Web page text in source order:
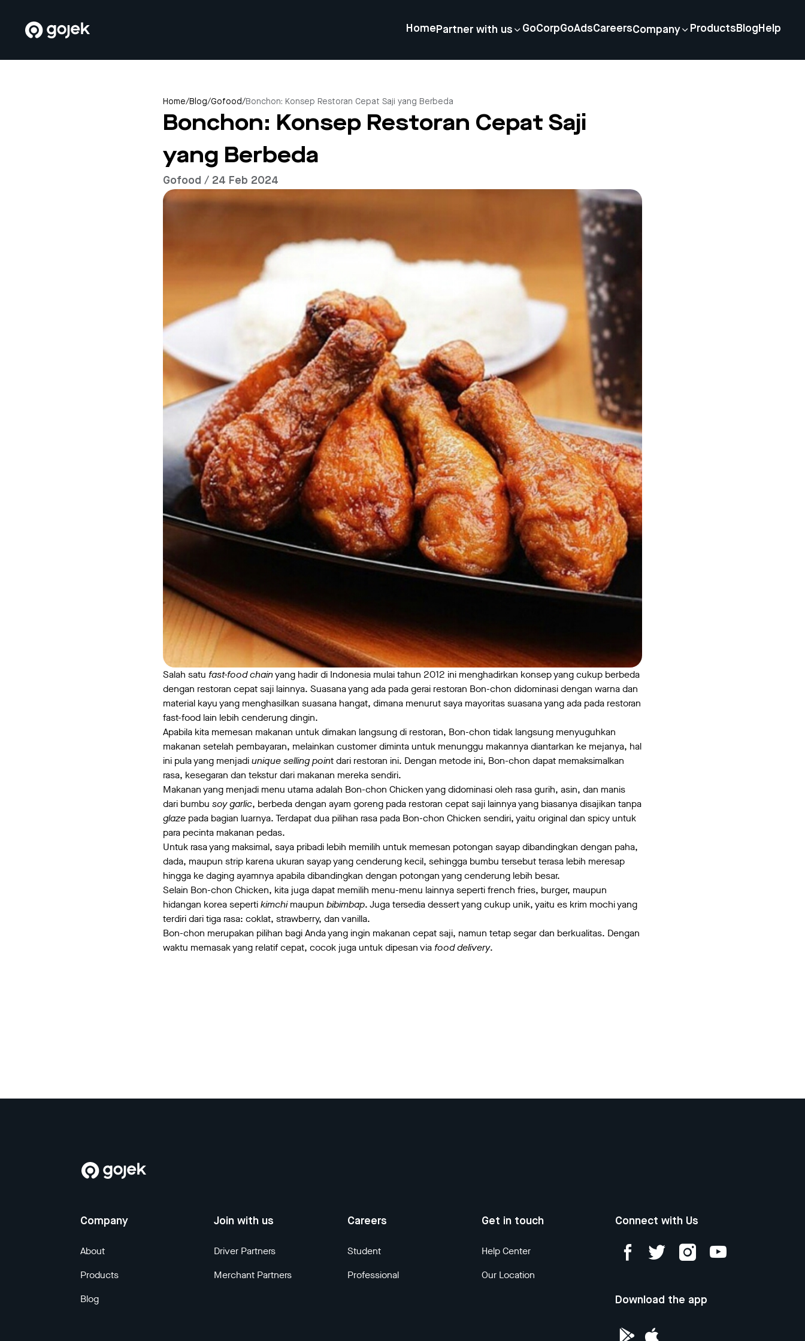
Home Partner with us GoCorpGoAdsCareersCompany Products Blog Help
Home/Blog/Gofood/Bonchon: Konsep Restoran Cepat Saji yang Berbeda
Bonchon: Konsep Restoran Cepat Saji
yang Berbeda
Gofood / 24 Feb 2024
Salah satu fast-food chainyang hadir di Indonesia mulai tahun 2012 ini menghadirkan konsep yang cukup berbeda
dengan restoran cepat saji lainnya. Suasana yang ada pada gerai restoran Bon-chon didominasi dengan warna dan
material kayu yang menghasilkan suasana hangat, dimana menurut saya mayoritas suasana yang ada pada restoran
fast-food lain lebih cenderung dingin.
Apabila kita memesan makanan untuk dimakan langsung di restoran, Bon-chon tidak langsung menyuguhkan
makanan setelah pembayaran, melainkan customer diminta untuk menunggu makannya diantarkan ke mejanya, hal
ini pula yang menjadiunique selling point dari restoran ini. Dengan metode ini, Bon-chon dapat memaksimalkan
rasa, kesegaran dan tekstur dari makanan mereka sendiri.
Makanan yang menjadi menu utama adalah Bon-chon Chicken yang didominasi oleh rasa gurih, asin, dan manis
dari bumbu soy garlic, berbeda dengan ayam goreng pada restoran cepat saji lainnya yang biasanya disajikan tanpa
glaze pada bagian luarnya. Terdapat dua pilihan rasa pada Bon-chon Chicken sendiri, yaitu original dan spicy untuk
para pecinta makanan pedas.
Untuk rasa yang maksimal, saya pribadi lebih memilih untuk memesan potongan sayap dibandingkan dengan paha,
dada, maupun strip karena ukuran sayap yang cenderung kecil, sehingga bumbu tersebut terasa lebih meresap
hingga ke daging ayamnya apabila dibandingkan dengan potongan yang cenderung lebih besar.
Selain Bon-chon Chicken, kita juga dapat memilih menu-menu lainnya seperti french fries, burger, maupun
hidangan korea sepertikimchimaupun bibimbap. Juga tersedia dessert yang cukup unik, yaitu es krim mochi yang
terdiri dari tiga rasa: coklat, strawberry, dan vanilla.
Bon-chon merupakan pilihan bagi Anda yang ingin makanan cepat saji, namun tetap segar dan berkualitas. Dengan
waktu memasak yang relatif cepat, cocok juga untuk dipesan via food delivery.
Company
About
Products
Blog
Join with us
Driver Partners
Merchant Partners
Careers
Student
Professional
Get in touch
Help Center
Our Location
Connect with Us
Download the app